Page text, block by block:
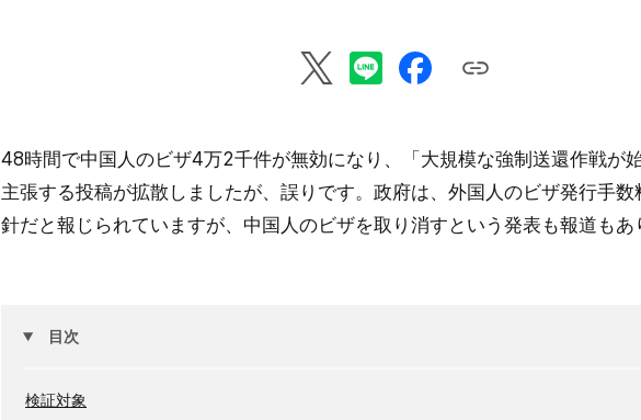
48時間で中国人のビザ4万2千件が無効になり、「大規模な強制送還作戦が
主張する投稿が拡散しましたが、誤りです。政府は、外国人のビザ発行手
針だと報じられていますが、中国人のビザを取り消すという発表も報道もあ
目次
検証対象